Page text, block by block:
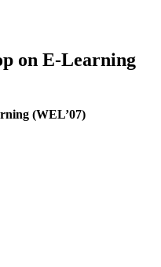
on E-Learning
(WEL’07)